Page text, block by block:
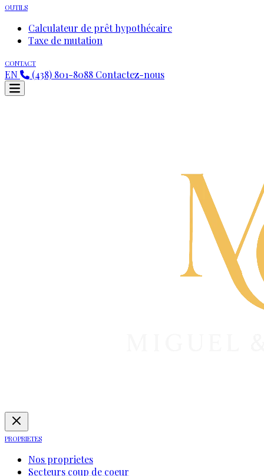
OUTILS
Calculateur de prêt hypothécaire
Taxe de mutation
CONTACT
EN (438) 801-8088 Contactez-nous
PROPRIETES
Nos proprietes
Secteurs coup de coeur